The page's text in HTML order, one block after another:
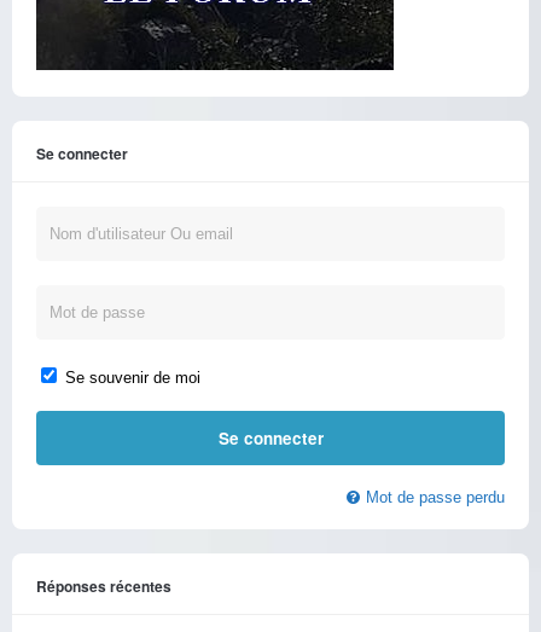
Se connecter
Se souvenir de moi
Mot de passe perdu
Réponses récentes